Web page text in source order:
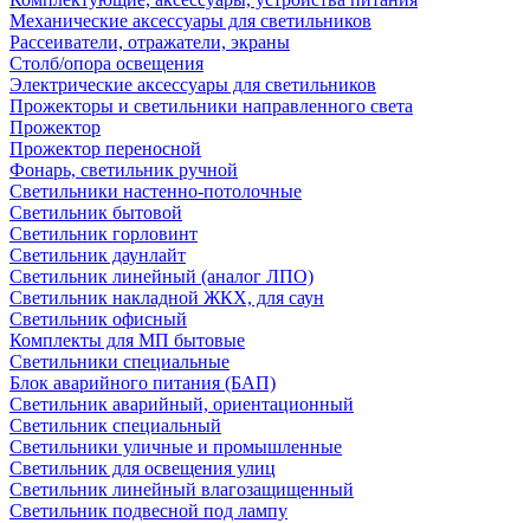
Механические аксессуары для светильников
Рассеиватели, отражатели, экраны
Столб/опора освещения
Электрические аксессуары для светильников
Прожекторы и светильники направленного света
Прожектор
Прожектор переносной
Фонарь, светильник ручной
Светильники настенно-потолочные
Светильник бытовой
Светильник горловинт
Светильник даунлайт
Светильник линейный (аналог ЛПО)
Светильник накладной ЖКХ, для саун
Светильник офисный
Комплекты для МП бытовые
Светильники специальные
Блок аварийного питания (БАП)
Светильник аварийный, ориентационный
Светильник специальный
Светильники уличные и промышленные
Светильник для освещения улиц
Светильник линейный влагозащищенный
Светильник подвесной под лампу